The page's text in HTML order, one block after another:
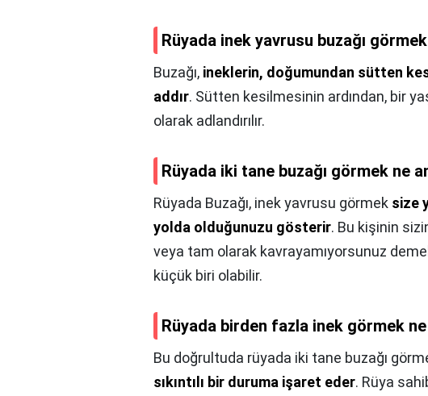
Rüyada inek yavrusu buzağı
Buzağı, ineklerin, doğumundan sütten
addır. Sütten kesilmesinin ardından, bir
olarak adlandırılır.
Rüyada iki tane buzağı görmek ne
Rüyada Buzağı, inek yavrusu görmek size
yolda olduğunuzu gösterir. Bu kişinin
veya tam olarak kavrayamıyorsunuz
küçük biri olabilir.
Rüyada birden fazla inek görmek
Bu doğrultuda rüyada iki tane buzağı
sıkıntılı bir duruma işaret eder. Rüya